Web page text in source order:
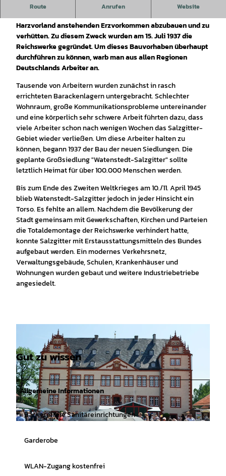
Route Anrufen Website
Im Rahmen ihrer Autarkiepolitik beschlossen die
Harzvorland anstehenden Erzvorkommen abzubauen und zu
verhütten. Zu diesem Zweck wurden am 15. Juli 1937 die
Reichswerke gegründet. Um dieses Bauvorhaben überhaupt
durchführen zu können, warb man aus allen Regionen
Deutschlands Arbeiter an.
Tausende von Arbeitern wurden zunächst in rasch
errichteten Barackenlagern untergebracht. Schlechter
Wohnraum, große Kommunikationsprobleme untereinander
und eine körperlich sehr schwere Arbeit führten dazu, dass
viele Arbeiter schon nach wenigen Wochen das Salzgitter-
Gebiet wieder verließen. Um diese Arbeiter halten zu
können, begann 1937 der Bau der neuen Siedlungen. Die
geplante Großsiedlung "Watenstedt-Salzgitter" sollte
letztlich Heimat für über 100.000 Menschen werden.
Bis zum Ende des Zweiten Weltkrieges am 10./11. April 1945
blieb Watenstedt-Salzgitter jedoch in jeder Hinsicht ein
Torso. Es fehlte an allem. Nachdem die Bevölkerung der
Stadt gemeinsam mit Gewerkschaften, Kirchen und Parteien
die Totaldemontage der Reichswerke verhindert hatte,
konnte Salzgitter mit Erstausstattungsmitteln des Bundes
aufgebaut werden. Ein modernes Verkehrsnetz,
Verwaltungsgebäude, Schulen, Krankenhäuser und
Wohnungen wurden gebaut und weitere Industriebetriebe
angesiedelt.
Gut zu wissen
Allgemeine Informationen
Barrierefreie Sanitäreinrichtungen
Garderobe
WLAN-Zugang kostenfrei